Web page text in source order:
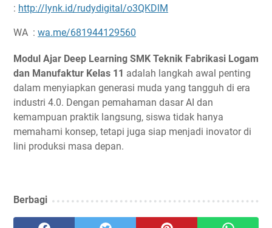
: http://lynk.id/rudydigital/o3QKDlM
WA : wa.me/681944129560
Modul Ajar Deep Learning SMK Teknik Fabrikasi Logam
dan Manufaktur Kelas 11 adalah langkah awal penting
dalam menyiapkan generasi muda yang tangguh di era
industri 4.0. Dengan pemahaman dasar AI dan
kemampuan praktik langsung, siswa tidak hanya
memahami konsep, tetapi juga siap menjadi inovator di
lini produksi masa depan.
Berbagi